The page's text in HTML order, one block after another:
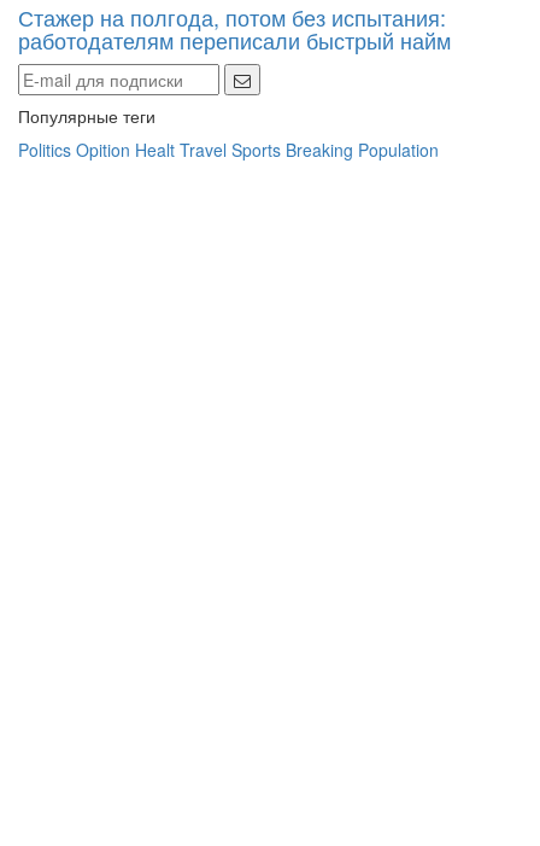
Стажер на полгода, потом без испытания:
работодателям переписали быстрый найм
Популярные теги
Politics Opition Healt Travel Sports Breaking Population